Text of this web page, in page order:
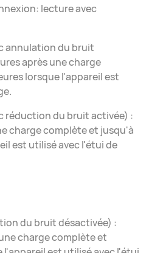
lecture avec
annulation du bruit
après une charge
lorsque l'appareil est
réduction du bruit activée) :
charge complète et jusqu'à
est utilisé avec l'étui de
du bruit désactivée) :
charge complète et